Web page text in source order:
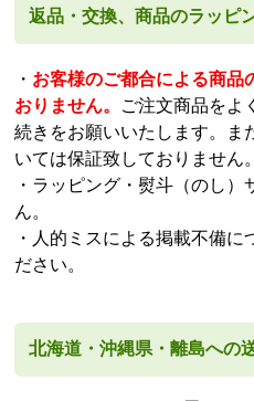
返品・交換、商品のラッピ
・ お客様のご都合による商品
おりません。 ご注文商品をよ
続きをお願いいたします。ま
いては保証致しておりません。
・ラッピング・熨斗（のし
ん。
・人的ミスによる掲載不備に
ださい。
北海道・沖縄県・離島への